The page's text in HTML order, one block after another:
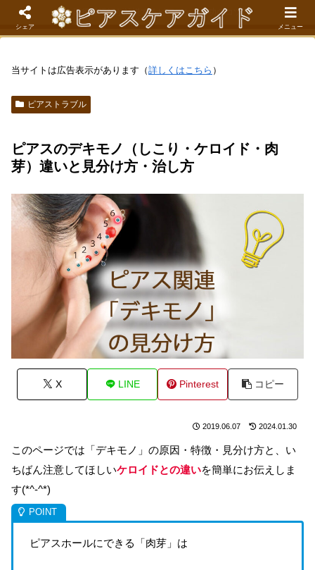
現役看護師が解説するピアスケア成功のコツ
当サイトは広告表示があります（詳しくはこちら ）
ピアストラブル
ピアスのデキモノ（しこり・ケロイド・肉
芽）違いと見分け方・治し方
X LINE Pinterest コピー
2019.06.07 2024.01.30
このページでは「デキモノ」の原因・特徴・見分け方と、い
ちばん注意してほしいケロイドとの違いを簡単にお伝えしま
す(*^-^*)
ピアスホールにできる「肉芽」は
シェア メニュー